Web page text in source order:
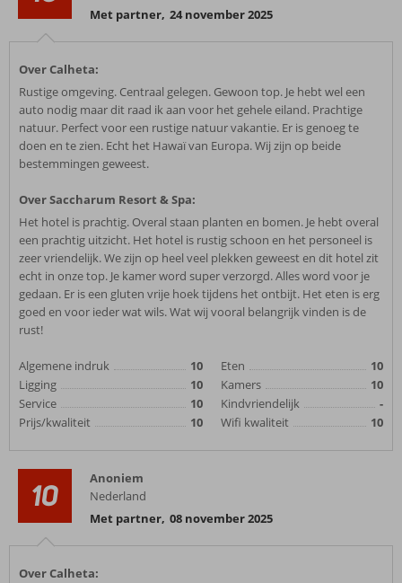
Met partner, 24 november 2025
Over Calheta:
Rustige omgeving. Centraal gelegen. Gewoon top. Je hebt wel een
auto nodig maar dit raad ik aan voor het gehele eiland. Prachtige
natuur. Perfect voor een rustige natuur vakantie. Er is genoeg te
doen en te zien. Echt het Hawaï van Europa. Wij zijn op beide
bestemmingen geweest.
Over Saccharum Resort & Spa:
Het hotel is prachtig. Overal staan planten en bomen. Je hebt overal
een prachtig uitzicht. Het hotel is rustig schoon en het personeel is
zeer vriendelijk. We zijn op heel veel plekken geweest en dit hotel zit
echt in onze top. Je kamer word super verzorgd. Alles word voor je
gedaan. Er is een gluten vrije hoek tijdens het ontbijt. Het eten is erg
goed en voor ieder wat wils. Wat wij vooral belangrijk vinden is de
rust!
Algemene indruk
10
Ligging
10
Service
10
Prijs/kwaliteit
10
Eten
10
Kamers
10
Kindvriendelijk
-
Wifi kwaliteit
10
10
Anoniem
Nederland
Met partner, 08 november 2025
Over Calheta: